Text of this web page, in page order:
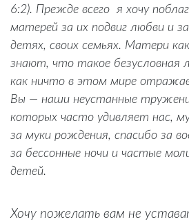
6:2). Прежде всего я хочу
матерей за их подвиг любви и
детях, своих семьях. Матери
знают, что такое безусловная
как ничто в этом мире
Вы — наши неустанные
которых часто удивляет нас,
за муки рождения, спасибо за
за бессонные ночи и частые
детей.
Хочу пожелать вам не